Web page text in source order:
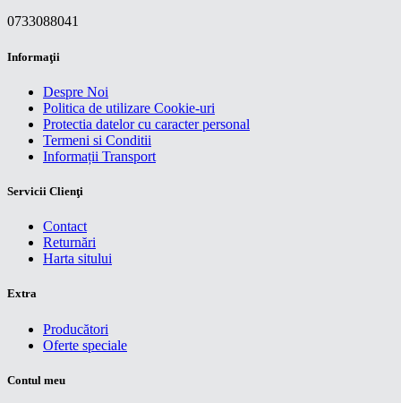
0733088041
Informaţii
Despre Noi
Politica de utilizare Cookie-uri
Protectia datelor cu caracter personal
Termeni si Conditii
Informații Transport
Servicii Clienţi
Contact
Returnări
Harta sitului
Extra
Producători
Oferte speciale
Contul meu